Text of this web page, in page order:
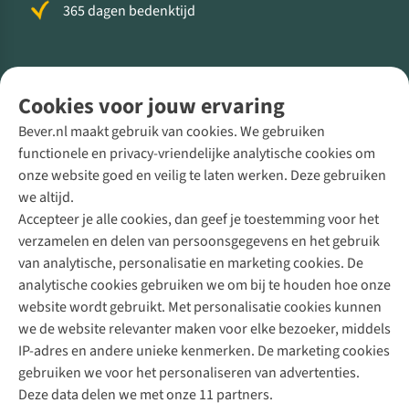
Cookies voor jouw ervaring
Bever.nl maakt gebruik van cookies. We gebruiken
functionele en privacy-vriendelijke analytische cookies om
onze website goed en veilig te laten werken. Deze gebruiken
we altijd.
Accepteer je alle cookies, dan geef je toestemming voor het
verzamelen en delen van persoonsgegevens en het gebruik
van analytische, personalisatie en marketing cookies. De
analytische cookies gebruiken we om bij te houden hoe onze
website wordt gebruikt. Met personalisatie cookies kunnen
we de website relevanter maken voor elke bezoeker, middels
IP-adres en andere unieke kenmerken. De marketing cookies
gebruiken we voor het personaliseren van advertenties.
Deze data delen we met onze 11 partners.
365 dagen bedenktijd
Direct advies van een Buitenexpert
+31 (0)85 888 50 88
+31 6 12 28 49 80
Contactformulier